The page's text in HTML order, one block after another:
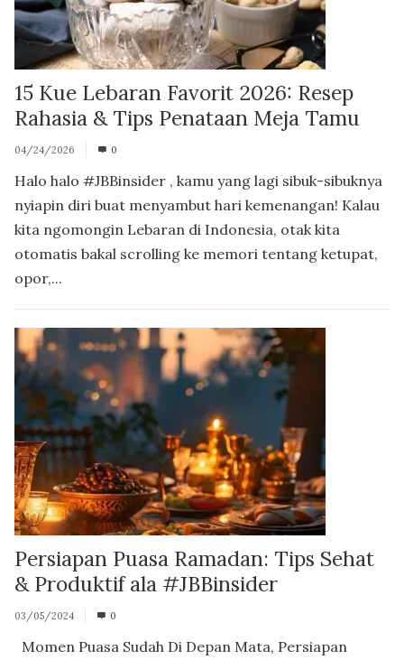
15 Kue Lebaran Favorit 2026: Resep
Rahasia & Tips Penataan Meja Tamu
04/24/2026 0
Halo halo #JBBinsider , kamu yang lagi sibuk-sibuknya
nyiapin diri buat menyambut hari kemenangan! Kalau
kita ngomongin Lebaran di Indonesia, otak kita
otomatis bakal scrolling ke memori tentang ketupat,
opor,...
Persiapan Puasa Ramadan: Tips Sehat
& Produktif ala #JBBinsider
03/05/2024 0
Momen Puasa Sudah Di Depan Mata, Persiapan